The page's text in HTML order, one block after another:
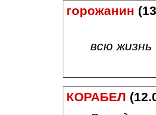
горожанин
всю жизнь
КОРАБЕЛ